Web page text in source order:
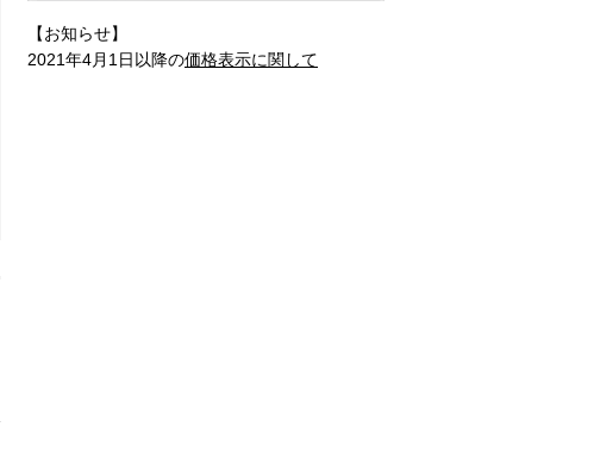
【お知らせ】
2021年4月1日以降の価格表示に関して